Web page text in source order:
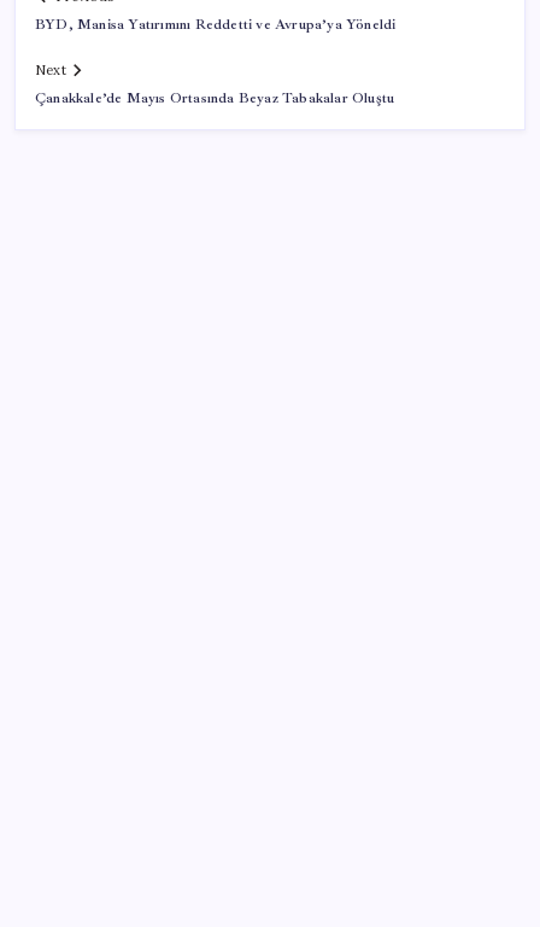
BYD, Manisa Yatırımını Reddetti ve Avrupa’ya Yöneldi
Next
Çanakkale’de Mayıs Ortasında Beyaz Tabakalar Oluştu